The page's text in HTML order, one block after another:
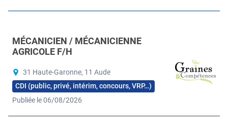
MÉCANICIEN / MÉCANICIENNE
AGRICOLE F/H
31 Haute-Garonne, 11 Aude
CDI (public, privé, intérim, concours, VRP…)
Publiée le 06/08/2026